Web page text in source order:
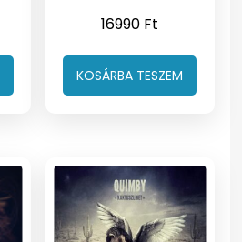
16990 Ft
KOSÁRBA TESZEM